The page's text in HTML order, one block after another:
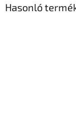
Hasonló